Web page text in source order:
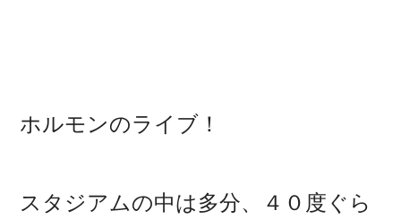
ホルモンのライブ！
スタジアムの中は多分、４０度ぐら